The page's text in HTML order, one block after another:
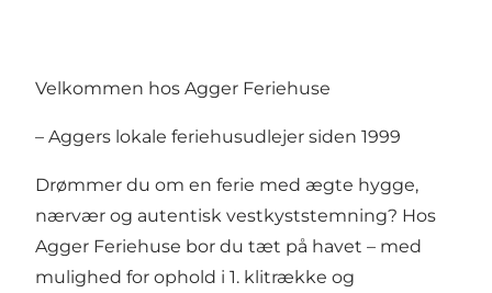
Velkommen hos Agger Feriehuse
– Aggers lokale feriehusudlejer siden 1999
Drømmer du om en ferie med ægte hygge,
nærvær og autentisk vestkyststemning? Hos
Agger Feriehuse bor du tæt på havet – med
mulighed for ophold i 1. klitrække og